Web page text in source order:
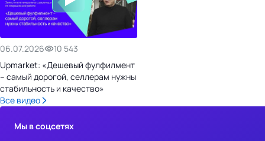
06.07.2026
10 543
Upmarket: «Дешевый фулфилмент
– самый дорогой, селлерам нужны
стабильность и качество»
Все видео
Мы в соцсетях